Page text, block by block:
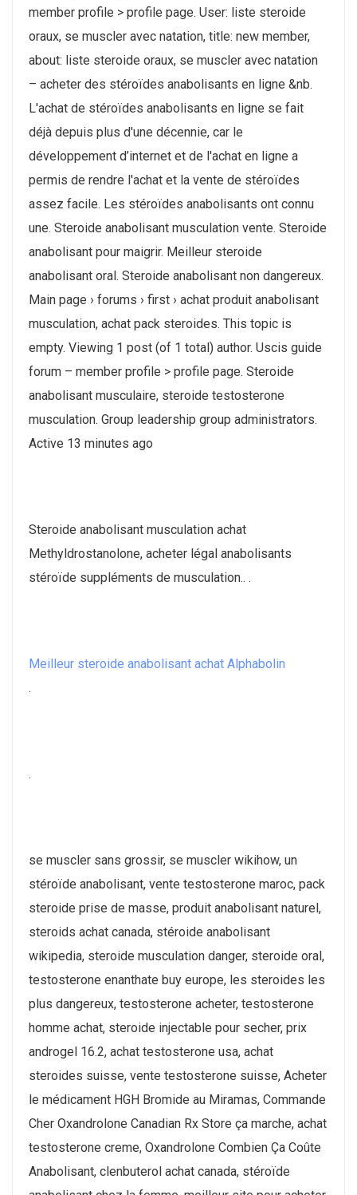
member profile > profile page. User: liste steroide
oraux, se muscler avec natation, title: new member,
about: liste steroide oraux, se muscler avec natation
– acheter des stéroïdes anabolisants en ligne &nb.
L'achat de stéroïdes anabolisants en ligne se fait
déjà depuis plus d'une décennie, car le
développement d’internet et de l'achat en ligne a
permis de rendre l'achat et la vente de stéroïdes
assez facile. Les stéroïdes anabolisants ont connu
une. Steroide anabolisant musculation vente. Steroide
anabolisant pour maigrir. Meilleur steroide
anabolisant oral. Steroide anabolisant non dangereux.
Main page › forums › first › achat produit anabolisant
musculation, achat pack steroides. This topic is
empty. Viewing 1 post (of 1 total) author. Uscis guide
forum – member profile > profile page. Steroide
anabolisant musculaire, steroide testosterone
musculation. Group leadership group administrators.
Active 13 minutes ago
Steroide anabolisant musculation achat
Methyldrostanolone, acheter légal anabolisants
stéroïde suppléments de musculation.. .
Meilleur steroide anabolisant achat Alphabolin
.
.
se muscler sans grossir, se muscler wikihow, un
stéroïde anabolisant, vente testosterone maroc, pack
steroide prise de masse, produit anabolisant naturel,
steroids achat canada, stéroide anabolisant
wikipedia, steroide musculation danger, steroide oral,
testosterone enanthate buy europe, les steroides les
plus dangereux, testosterone acheter, testosterone
homme achat, steroide injectable pour secher, prix
androgel 16.2, achat testosterone usa, achat
steroides suisse, vente testosterone suisse, Acheter
le médicament HGH Bromide au Miramas, Commande
Cher Oxandrolone Canadian Rx Store ça marche, achat
testosterone creme, Oxandrolone Combien Ça Coûte
Anabolisant, clenbuterol achat canada, stéroïde